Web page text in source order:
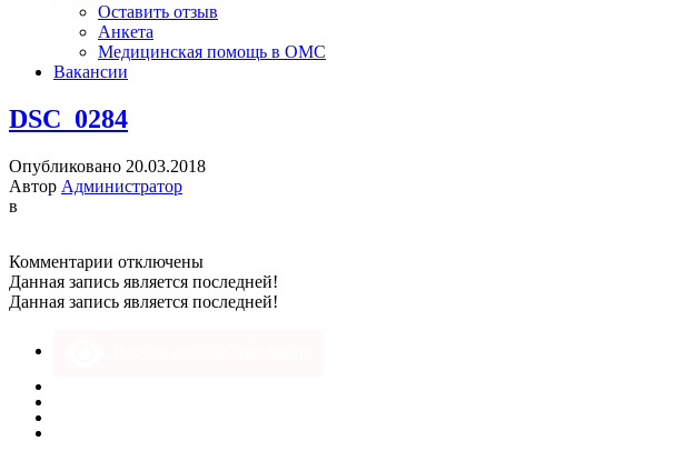
Оставить отзыв
Анкета
Медицинская помощь в ОМС
Вакансии
DSC_0284
Опубликовано 20.03.2018
Автор Администратор
в
Комментарии к
записи
DSC_0284
отключены
Данная запись является последней!
Данная запись является последней!